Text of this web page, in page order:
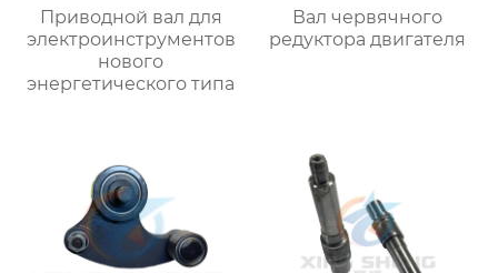
Приводной вал для
электроинструментов
нового
энергетического типа
Вал червячного
редуктора двигателя